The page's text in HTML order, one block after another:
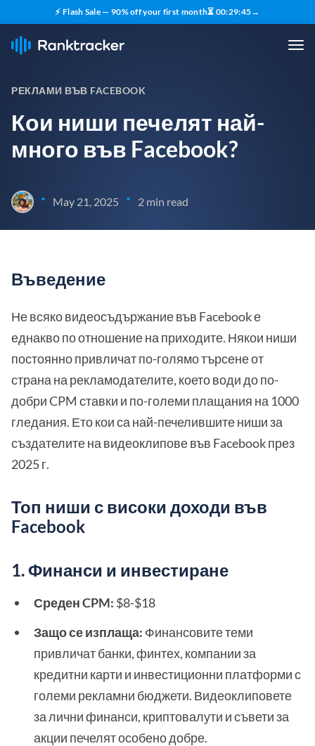
⚡ Flash Sale — 90% off your first month⏳ 00:29:45→
РЕКЛАМИ ВЪВ FACEBOOK
Кои ниши печелят най-
много във Facebook?
• May 21, 2025 • 2 min read
Въведение
Не всяко видеосъдържание във Facebook е
еднакво по отношение на приходите. Някои ниши
постоянно привличат по-голямо търсене от
страна на рекламодателите, което води до по-
добри CPM ставки и по-големи плащания на 1000
гледания. Ето кои са най-печелившите ниши за
създателите на видеоклипове във Facebook през
2025 г.
Топ ниши с високи доходи във
Facebook
1. Финанси и инвестиране
Среден CPM: $8-$18
Защо се изплаща: Финансовите теми
привличат банки, финтех, компании за
кредитни карти и инвестиционни платформи с
големи рекламни бюджети. Видеоклиповете
за лични финанси, криптовалути и съвети за
акции печелят особено добре.